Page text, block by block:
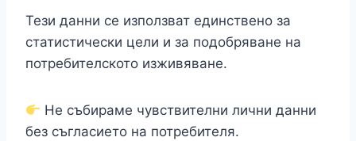
Тези данни се използват единствено за
статистически цели и за подобряване на
потребителското изживяване.
Не събираме чувствителни лични данни
без съгласието на потребителя.